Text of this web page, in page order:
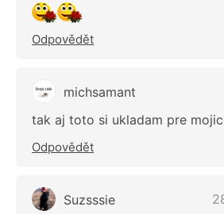
Odpovědět
michsamant
tak aj toto si ukladam pre
Odpovědět
Suzsssie